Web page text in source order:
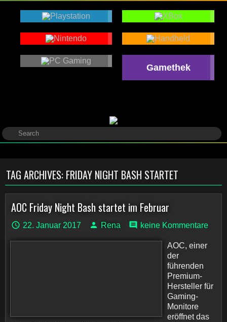
Gamethek
TAG ARCHIVES: FRIDAY NIGHT BASH STARTET
AOC Friday Night Bash startet im Februar
22. Januar 2017 Rena keine Kommentare
AOC, einer
der
führenden
Premium-
Hersteller für
Gaming-
Monitore
eröffnet das